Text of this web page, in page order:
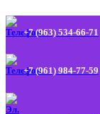
+7 (963) 534-66-71
+7 (961) 984-77-59